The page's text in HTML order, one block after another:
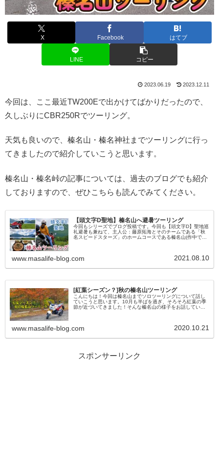
X Facebook はてブ
LINE コピー
2023.06.19 2023.12.11
今回は、ここ最近TW200Eで出かけてばかりだったので、
久しぶりにCBR250Rでツーリング。
天気も良いので、榛名山・榛名神社までツーリングに行っ
てきましたので紹介していこうと思います。
榛名山・榛名峠の記事については、過去のブログでも紹介
しておりますので、ぜひこちらも読んでみてください。
【頭文字D聖地】榛名山へ避暑ツーリング
今回もシリーズでブログ投稿です。今回も【頭文字D】聖地巡
礼避暑も兼ねて、主人公：藤原拓海とそのチームである「秋
名スピードスターズ」のホームコースである榛名山(作中では
www.masalife-blog.com 2021.08.10
[紅葉シーズン？]秋の榛名山ツーリング
こんにちは！今回は榛名山までソロツーリングについて話し
ていこうと思います。10月も半ばを過ぎ、そろそろ紅葉の季
節が近づいてきました！そんな榛名山の様子をお話していこ
www.masalife-blog.com 2020.10.21
スポンサーリンク